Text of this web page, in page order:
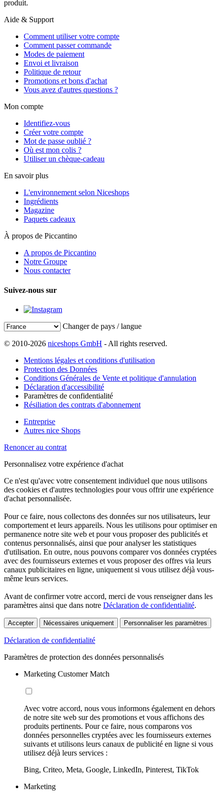
produit.
Aide & Support
Comment utiliser votre compte
Comment passer commande
Modes de paiement
Envoi et livraison
Politique de retour
Promotions et bons d'achat
Vous avez d'autres questions ?
Mon compte
Identifiez-vous
Créer votre compte
Mot de passe oublié ?
Où est mon colis ?
Utiliser un chèque-cadeau
En savoir plus
L'environnement selon Niceshops
Ingrédients
Magazine
Paquets cadeaux
À propos de Piccantino
A propos de Piccantino
Notre Groupe
Nous contacter
Suivez-nous sur
Changer de pays / langue
© 2010-2026 niceshops GmbH - All rights reserved.
Mentions légales et conditions d'utilisation
Protection des Données
Conditions Générales de Vente et politique d'annulation
Déclaration d'accessibilité
Paramètres de confidentialité
Résiliation des contrats d'abonnement
Entreprise
Autres nice Shops
Renoncer au contrat
Personnalisez votre expérience d'achat
Ce n'est qu'avec votre consentement individuel que nous utilisons
des cookies et d'autres technologies pour vous offrir une expérience
d'achat personnalisée.
Pour ce faire, nous collectons des données sur nos utilisateurs, leur
comportement et leurs appareils. Nous les utilisons pour optimiser en
permanence notre site web et pour vous proposer des publicités et
contenus personnalisés, ainsi que pour analyser les statistiques
d'utilisation. En outre, nous pouvons comparer vos données cryptées
avec des fournisseurs externes et vous proposer des offres via leurs
canaux publicitaires en ligne, uniquement si vous utilisez déjà vous-
même leurs services.
Avant de confirmer votre accord, merci de vous renseigner dans les
paramètres ainsi que dans notre Déclaration de confidentialité.
Accepter Nécessaires uniquement Personnaliser les paramètres
Déclaration de confidentialité
Paramètres de protection des données personnalisés
Marketing Customer Match
Avec votre accord, nous vous informons également en dehors
de notre site web sur des promotions et vous affichons des
produits pertinents. Pour ce faire, nous comparons vos
données personnelles cryptées avec les fournisseurs externes
suivants et utilisons leurs canaux de publicité en ligne si vous
utilisez déjà leurs services :
Bing, Criteo, Meta, Google, LinkedIn, Pinterest, TikTok
Marketing